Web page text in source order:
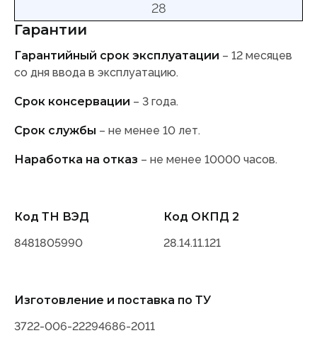
28
Гарантии
Гарантийный срок эксплуатации – 12 месяцев
со дня ввода в эксплуатацию.
Срок консервации – 3 года.
Срок службы – не менее 10 лет.
Наработка на отказ – не менее 10000 часов.
Код ТН ВЭД
8481805990
Код ОКПД 2
28.14.11.121
Изготовление и поставка по ТУ
3722-006-22294686-2011